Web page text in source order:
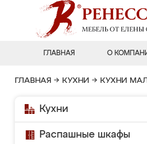
ГЛАВНАЯ О
ГЛАВНАЯ → КУХНИ → КУХНИ
Кухни
Распашные шкафы